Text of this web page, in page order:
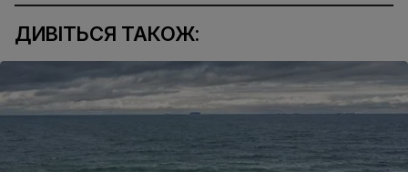
ДИВІТЬСЯ ТАКОЖ: